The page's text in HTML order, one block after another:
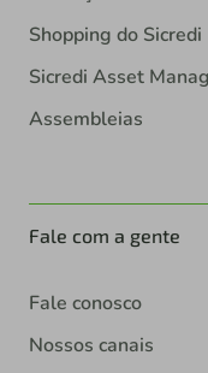
Shopping do Sicredi
Sicredi Asset
Assembleias
Fale com a gente
Fale conosco
Nossos canais